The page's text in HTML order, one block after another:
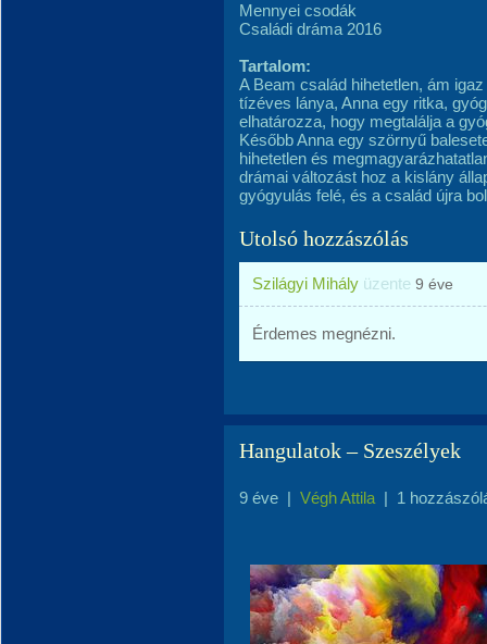
Mennyei csodák
Családi dráma 2016
Tartalom:
A Beam család hihetetlen, ám
tízéves lánya, Anna egy ritka,
elhatározza, hogy megtalálja a
Később Anna egy szörnyű
hihetetlen és
drámai változást hoz a kislány
gyógyulás felé, és a család újra
Utolsó hozzászólás
Szilágyi Mihály üzente 9 éve
Érdemes megnézni.
Hangulatok – Szeszélyek
9 éve | Végh Attila | 1